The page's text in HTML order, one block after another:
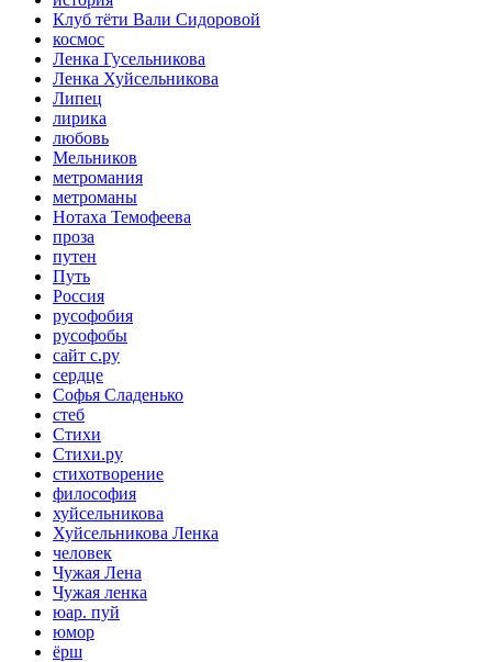
Клуб тёти Вали Сидоровой
космос
Ленка Гусельникова
Ленка Хуйсельникова
Липец
лирика
любовь
Мельников
метромания
метроманы
Нотаха Темофеева
проза
путен
Путь
Россия
русофобия
русофобы
сайт с.ру
сердце
Софья Сладенько
стеб
Стихи
Стихи.ру
стихотворение
философия
хуйсельникова
Хуйсельникова Ленка
человек
Чужая Лена
Чужая ленка
юар. пуй
юмор
ёрш